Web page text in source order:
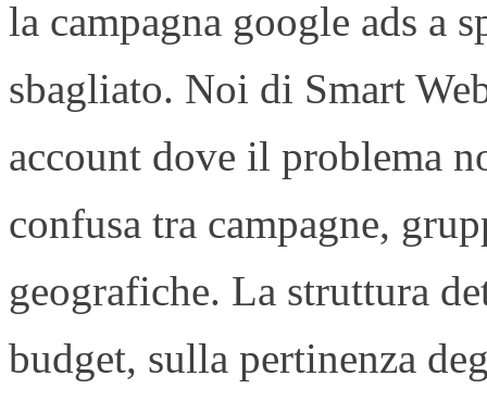
la campagna google ads a
sbagliato. Noi di Smart
account dove il problema
confusa tra campagne,
geografiche. La struttura
budget, sulla pertinenza